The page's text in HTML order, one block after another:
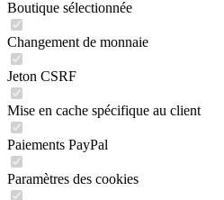
Boutique sélectionnée
Changement de monnaie
Jeton CSRF
Mise en cache spécifique au client
Paiements PayPal
Paramètres des cookies